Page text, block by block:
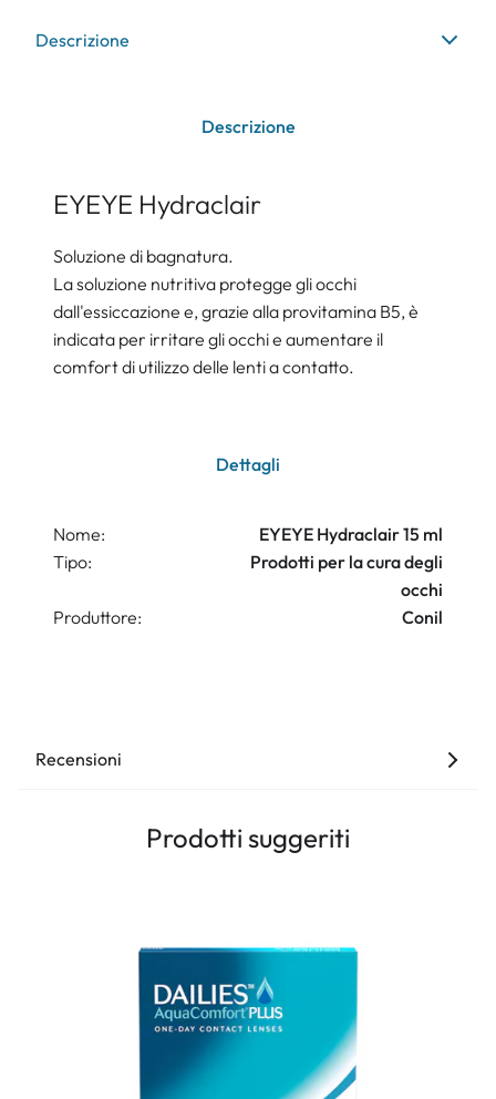
Descrizione
Descrizione
EYEYE Hydraclair
Soluzione di bagnatura.
La soluzione nutritiva protegge gli occhi
dall'essiccazione e, grazie alla provitamina B5, è
indicata per irritare gli occhi e aumentare il
comfort di utilizzo delle lenti a contatto.
Dettagli
Nome:
EYEYE Hydraclair 15 ml
Tipo:
Prodotti per la cura degli
occhi
Produttore:
Conil
Recensioni
Prodotti suggeriti